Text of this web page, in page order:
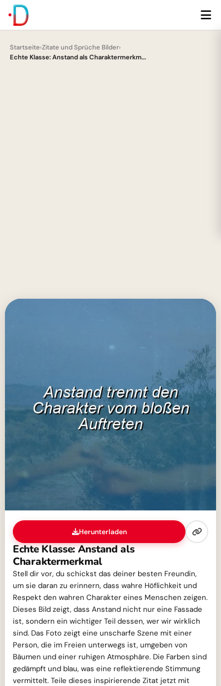
Startseite›Zitate und Sprüche Bilder›
Echte Klasse: Anstand als Charaktermerkm...
Herunterladen
Echte Klasse: Anstand als
Charaktermerkmal
Stell dir vor, du schickst das deiner besten Freundin,
um sie daran zu erinnern, dass wahre Höflichkeit und
Respekt den wahren Charakter eines Menschen zeigen.
Dieses Bild zeigt, dass Anstand nicht nur eine Fassade
ist, sondern ein wichtiger Teil dessen, wer wir wirklich
sind. Das Foto zeigt eine unscharfe Szene mit einer
Person, die im Freien unterwegs ist, umgeben von
Bäumen und einer ruhigen Atmosphäre. Die Farben sind
gedämpft und blau, was eine reflektierende Stimmung
vermittelt. Teile dieses inspirierende Zitat jetzt mit